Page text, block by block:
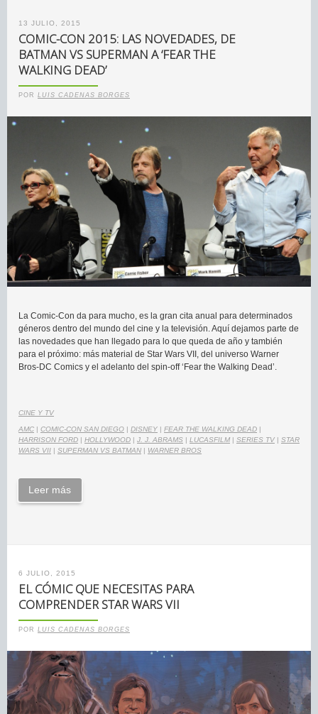
13 JULIO, 2015
COMIC-CON 2015: LAS NOVEDADES, DE
BATMAN VS SUPERMAN A ‘FEAR THE
WALKING DEAD’
POR LUIS CADENAS BORGES
La Comic-Con da para mucho, es la gran cita anual para determinados
géneros dentro del mundo del cine y la televisión. Aquí dejamos parte de
las novedades que han llegado para lo que queda de año y también
para el próximo: más material de Star Wars VII, del universo Warner
Bros-DC Comics y el adelanto del spin-off ‘Fear the Walking Dead’.
CINE Y TV
AMC COMIC-CON SAN DIEGO DISNEY FEAR THE WALKING DEAD
HARRISON FORD
HOLLYWOOD J. J. ABRAMS LUCASFILM SERIES TV
STAR
WARS VII
SUPERMAN VS BATMAN WARNER BROS
Leer más
6 JULIO, 2015
EL CÓMIC QUE NECESITAS PARA
COMPRENDER STAR WARS VII
POR LUIS CADENAS BORGES